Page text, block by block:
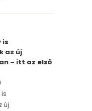
is
az új
– itt az első
új